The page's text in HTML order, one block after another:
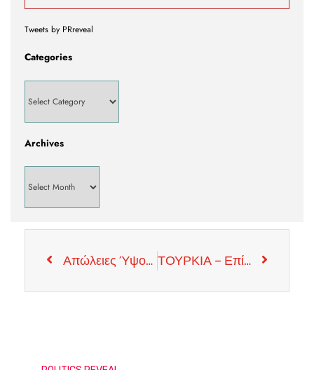
Tweets by PRreveal
Categories
Archives
Απώλειες Ύψους €1,10 Δισεκατομμυρίων Στην Κυπριακή Οικονομία Από την Πανδημία ΤΟΥΡΚΙΑ – Επίλυση Προβλημάτων με ΗΠΑ Βλέπει ο Σύμβουλος Του Ερτογαν Ιμπραχίμ Καλίν